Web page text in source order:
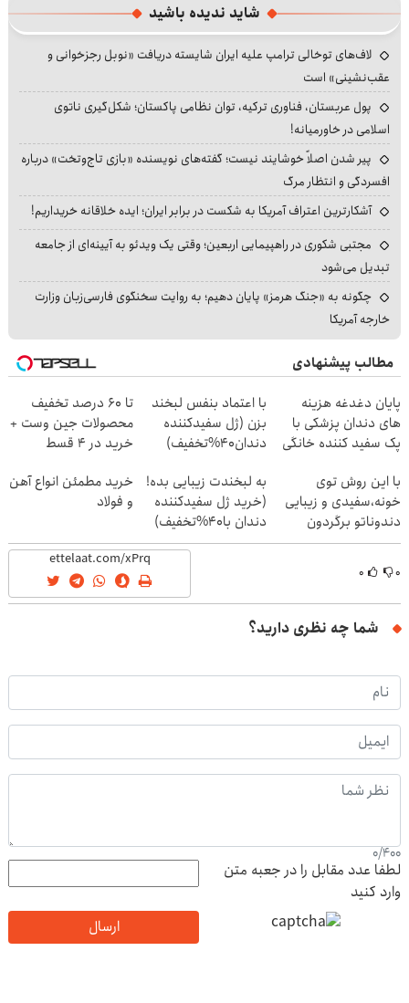
شاید ندیده باشید
لاف‌های توخالی ترامپ علیه ایران شایسته دریافت «نوبل رجزخوانی و
عقب‌نشینی» است
پول عربستان، فناوری ترکیه، توان نظامی پاکستان؛ شکل‌گیری ناتوی
اسلامی در خاورمیانه!
پیر شدن اصلاً خوشایند نیست؛ گفته‌های نویسنده «بازی تاج‌وتخت» درباره
افسردگی و انتظار مرگ
آشکارترین اعتراف آمریکا به شکست در برابر ایران؛ ایده خلاقانه خریداریم!
مجتبی شکوری در راهپیمایی اربعین؛ وقتی یک ویدئو به آیینه‌ای از جامعه
تبدیل می‌شود
چگونه به «جنگ هرمز» پایان دهیم؛ به روایت سخنگوی فارسی‌زبان وزارت
خارجه آمریکا
مطالب پیشنهادی
پایان دغدغه هزینه
های دندان پزشکی با
پک سفید کننده خانگی
با اعتماد بنفس لبخند
بزن (ژل سفیدکننده
دندان40%تخفیف)
تا 60 درصد تخفیف
محصولات جین وست +
خرید در 4 قسط
با این روش توی
خونه،سفیدی و زیبایی
دندوناتو برگردون
(40%off)
به لبخندت زیبایی بده!
(خرید ژل سفیدکننده
دندان با40%تخفیف)
خرید مطمئن انواع آهن
و فولاد
۰ ۰
شما چه نظری دارید؟
0/400
لطفا عدد مقابل را در جعبه متن
وارد کنید
ارسال